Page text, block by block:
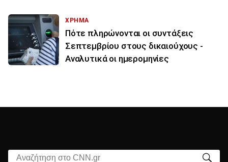
ΧΡΗΜΑ
Πότε πληρώνονται οι συντάξεις
Σεπτεμβρίου στους δικαιούχους -
Αναλυτικά οι ημερομηνίες
Αναζήτηση στο CNN.gr